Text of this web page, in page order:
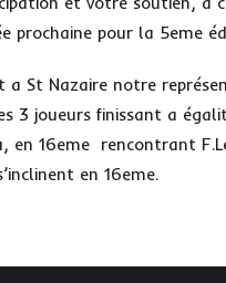
prochaine pour la 5eme
a St Nazaire notre
3 joueurs finissant a
en 16eme rencontrant
en 16eme.